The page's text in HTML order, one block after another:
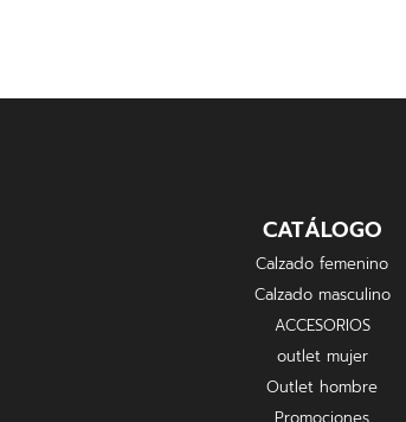
CATÁLOGO
Calzado femenino
Calzado masculino
ACCESORIOS
outlet mujer
Outlet hombre